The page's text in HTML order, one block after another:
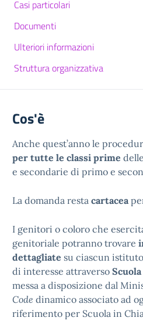
Casi particolari
Documenti
Ulteriori informazioni
Struttura organizzativa
Cos'è
Anche quest’anno le
per tutte le classi prime
e secondarie di primo e
La domanda resta cartacea
I genitori o coloro che
genitoriale potranno trovare
dettagliate su ciascun
di interesse attraverso
messa a disposizione dal
Code dinamico associato ad
riferimento per Scuola in